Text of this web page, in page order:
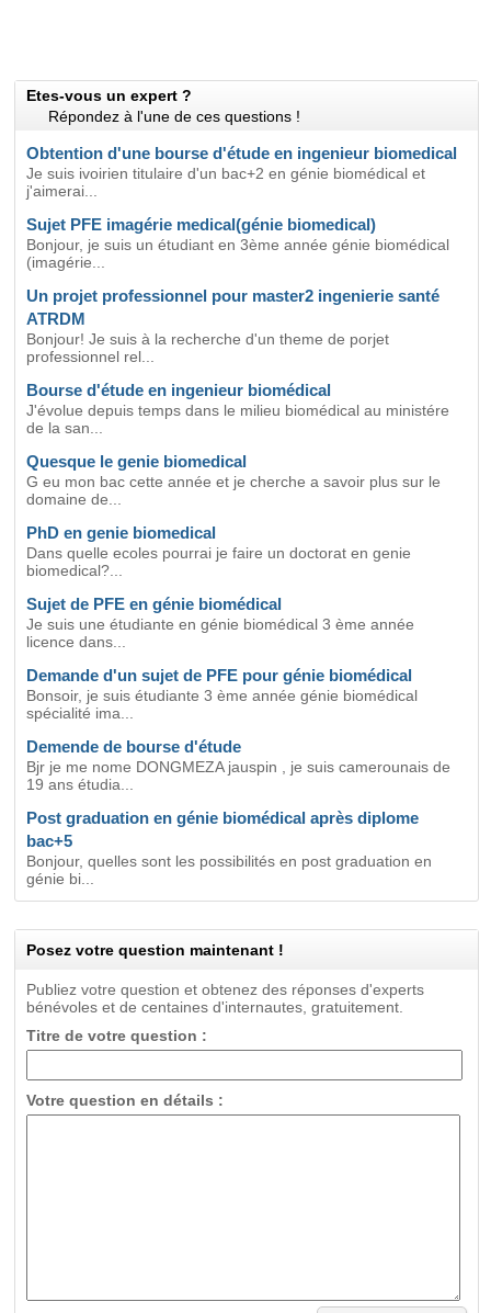
Etes-vous un expert ?
Répondez à l'une de ces questions !
Obtention d'une bourse d'étude en ingenieur biomedical
Je suis ivoirien titulaire d'un bac+2 en génie biomédical et
j'aimerai...
Sujet PFE imagérie medical(génie biomedical)
Bonjour, je suis un étudiant en 3ème année génie biomédical
(imagérie...
Un projet professionnel pour master2 ingenierie santé
ATRDM
Bonjour! Je suis à la recherche d'un theme de porjet
professionnel rel...
Bourse d'étude en ingenieur biomédical
J'évolue depuis temps dans le milieu biomédical au ministére
de la san...
Quesque le genie biomedical
G eu mon bac cette année et je cherche a savoir plus sur le
domaine de...
PhD en genie biomedical
Dans quelle ecoles pourrai je faire un doctorat en genie
biomedical?...
Sujet de PFE en génie biomédical
Je suis une étudiante en génie biomédical 3 ème année
licence dans...
Demande d'un sujet de PFE pour génie biomédical
Bonsoir, je suis étudiante 3 ème année génie biomédical
spécialité ima...
Demende de bourse d'étude
Bjr je me nome DONGMEZA jauspin , je suis camerounais de
19 ans étudia...
Post graduation en génie biomédical après diplome
bac+5
Bonjour, quelles sont les possibilités en post graduation en
génie bi...
Posez votre question maintenant !
Publiez votre question et obtenez des réponses d'experts
bénévoles et de centaines d'internautes, gratuitement.
Titre de votre question :
Votre question en détails :